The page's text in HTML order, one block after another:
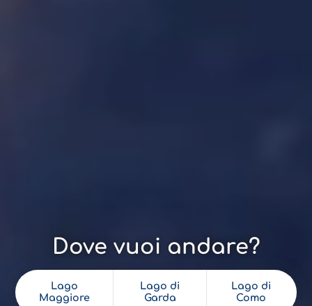
Dove vuoi andare?
Lago
Maggiore
Lago di
Garda
Lago di
Como